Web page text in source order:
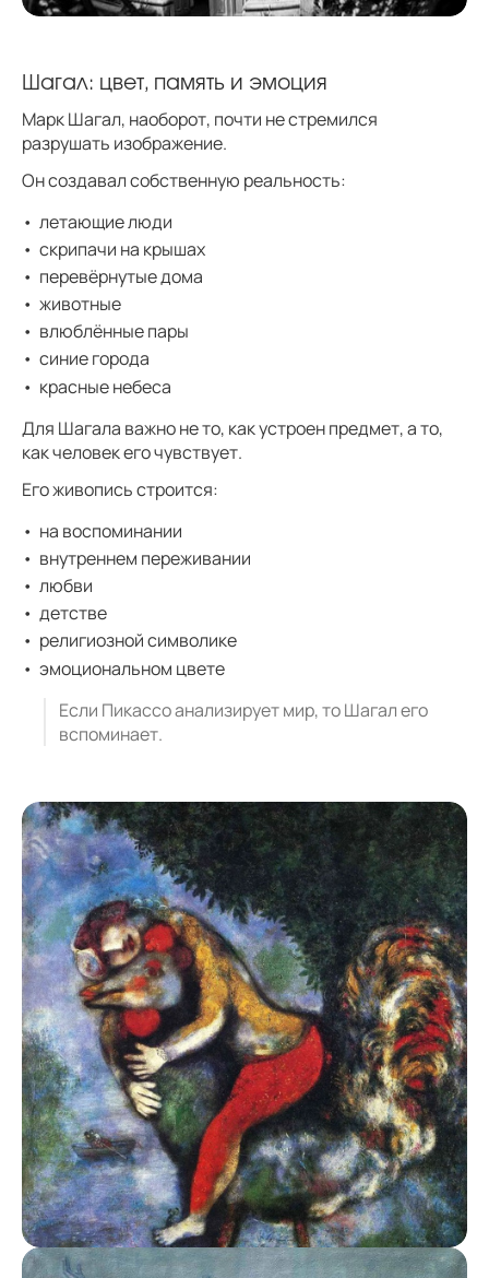
Шагал: цвет, память и эмоция
Марк Шагал, наоборот, почти не стремился
разрушать изображение.
Он создавал собственную реальность:
летающие люди
скрипачи на крышах
перевёрнутые дома
животные
влюблённые пары
синие города
красные небеса
Для Шагала важно не то, как устроен предмет, а то,
как человек его чувствует.
Его живопись строится:
на воспоминании
внутреннем переживании
любви
детстве
религиозной символике
эмоциональном цвете
Если Пикассо анализирует мир, то Шагал его
вспоминает.